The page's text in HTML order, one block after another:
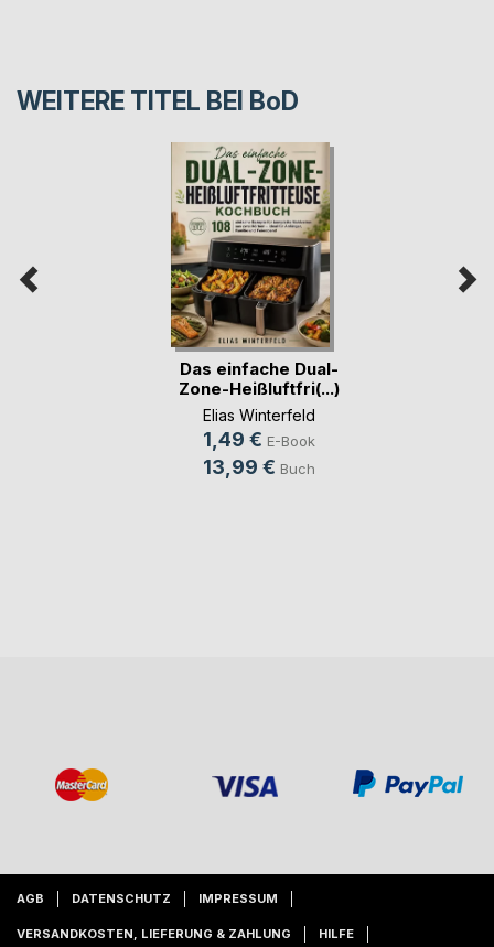
WEITERE TITEL BEI BoD
Das einfache Dual-
Zone-Heißluftfri(...)
Elias Winterfeld
1,49 € E-Book
13,99 € Buch
AGB DATENSCHUTZ IMPRESSUM
VERSANDKOSTEN, LIEFERUNG & ZAHLUNG HILFE